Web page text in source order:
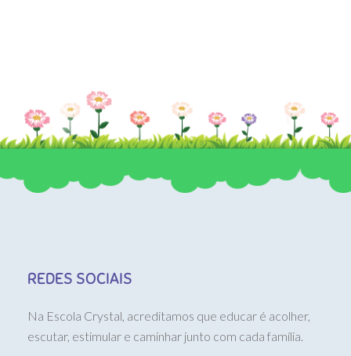
REDES SOCIAIS
Na Escola Crystal, acreditamos que educar é acolher,
escutar, estimular e caminhar junto com cada família.